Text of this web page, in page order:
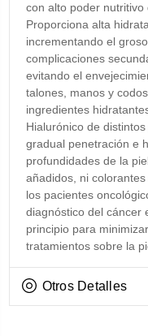
con alto poder
Proporciona alta
incrementando el
complicaciones
evitando el
talones, manos y
ingredientes
Hialurónico de
gradual penetración e
profundidades de la
añadidos, ni
los pacientes
diagnóstico del cáncer
principio para
tratamientos sobre la
Otros Detalles